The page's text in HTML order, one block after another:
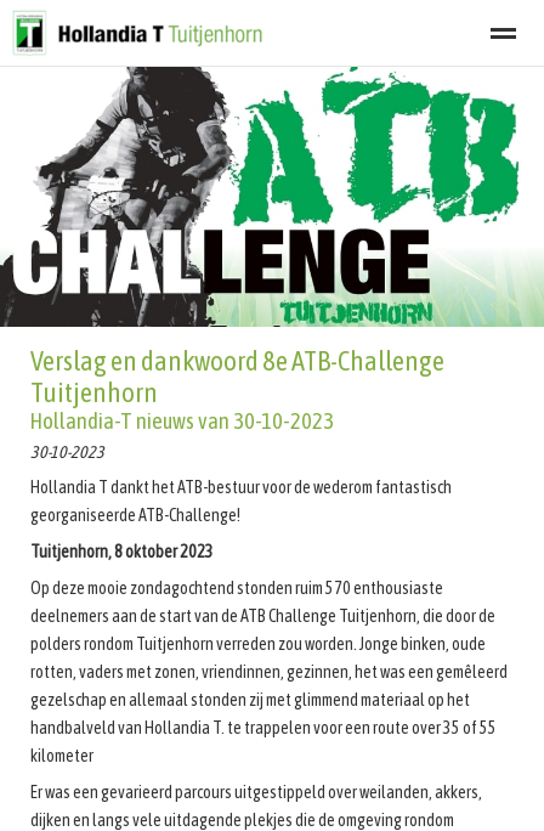
Programma Afgelastingen Lid worden Nieuwsbrief
Home Zoeken Nieuws Agenda
Verslag en dankwoord 8e ATB-Challenge
Tuitjenhorn
Hollandia-T nieuws van 30-10-2023
30-10-2023
Hollandia T dankt het ATB-bestuur voor de wederom fantastisch
georganiseerde ATB-Challenge!
Tuitjenhorn, 8 oktober 2023
Op deze mooie zondagochtend stonden ruim 570 enthousiaste
deelnemers aan de start van de ATB Challenge Tuitjenhorn, die door de
polders rondom Tuitjenhorn verreden zou worden. Jonge binken, oude
rotten, vaders met zonen, vriendinnen, gezinnen, het was een gemêleerd
gezelschap en allemaal stonden zij met glimmend materiaal op het
handbalveld van Hollandia T. te trappelen voor een route over 35 of 55
kilometer
Er was een gevarieerd parcours uitgestippeld over weilanden, akkers,
dijken en langs vele uitdagende plekjes die de omgeving rondom